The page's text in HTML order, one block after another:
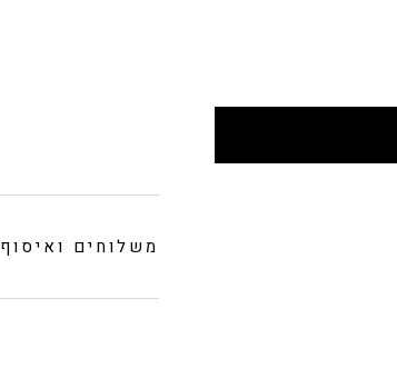
משלוחים ואיסוף